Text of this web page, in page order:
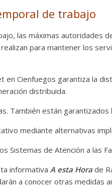
de trabajo
las máximas autoridades
para mantener los
en Cienfuegos garantiza la
distribuida.
También están
mediante alternativas
Sistemas de Atención a las
informativaA esta Hora de
a conocer otras medidas